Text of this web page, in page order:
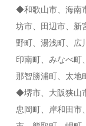
◆和歌山市、海南
坊市、田辺市、新
野町、湯浅町、広
印南町、みなべ町
那智勝浦町、太地
◆堺市、大阪狭山
忠岡町、岸和田市